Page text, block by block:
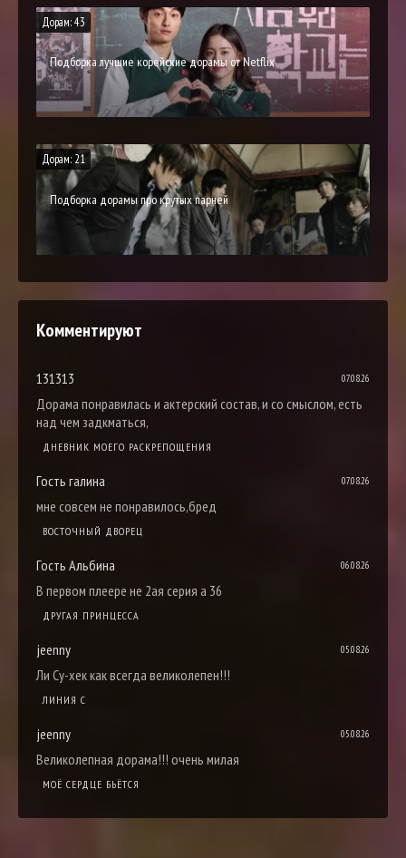
Дорам: 43
Подборка лучшие корейские дорамы от Netflix
Дорам: 21
Подборка дорамы про крутых парней
Комментируют
131313 07.08.26
Дорама понравилась и актерский состав, и со смыслом, есть
над чем задкматься,
ДНЕВНИК МОЕГО РАСКРЕПОЩЕНИЯ
Гость галина 07.08.26
мне совсем не понравилось,бред
ВОСТОЧНЫЙ ДВОРЕЦ
Гость Альбина 06.08.26
В первом плеере не 2ая серия а 36
ДРУГАЯ ПРИНЦЕССА
jeenny 05.08.26
Ли Су-хек как всегда великолепен!!!
ЛИНИЯ С
jeenny 05.08.26
Великолепная дорама!!! очень милая
МОЁ СЕРДЦЕ БЬЁТСЯ